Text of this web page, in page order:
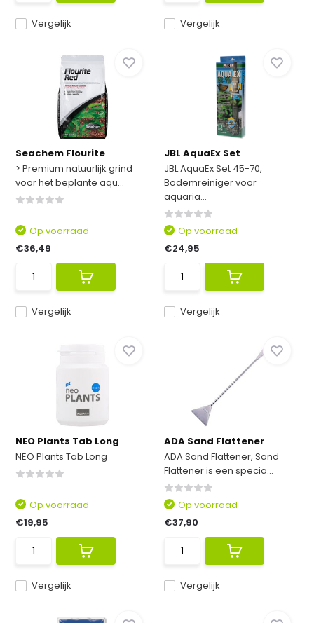
Vergelijk Vergelijk
Seachem Flourite
> Premium natuurlijk grind
voor het beplante aqu...
Vergelijk
Op voorraad
€36,49
JBL AquaEx Set
JBL AquaEx Set 45-70,
Bodemreiniger voor
aquaria...
Vergelijk
Op voorraad
€24,95
NEO Plants Tab Long
NEO Plants Tab Long
Vergelijk
Op voorraad
€19,95
ADA Sand Flattener
ADA Sand Flattener, Sand
Flattener is een specia...
Vergelijk
Op voorraad
€37,90